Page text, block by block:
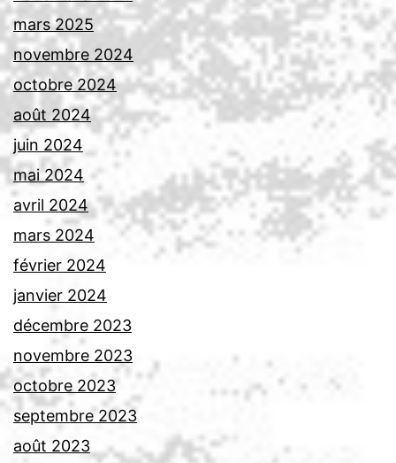
mars 2025
novembre 2024
octobre 2024
août 2024
juin 2024
mai 2024
avril 2024
mars 2024
février 2024
janvier 2024
décembre 2023
novembre 2023
octobre 2023
septembre 2023
août 2023